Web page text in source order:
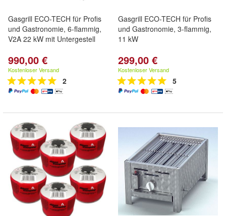
Gasgrill ECO-TECH für Profis
und Gastronomie, 6-flammig,
V2A 22 kW mit Untergestell
990,00 €
Kostenloser Versand
2
Gasgrill ECO-TECH für Profis
und Gastronomie, 3-flammig,
11 kW
299,00 €
Kostenloser Versand
5